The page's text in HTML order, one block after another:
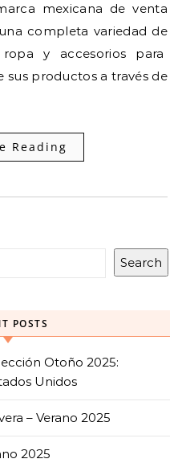
mexicana de venta
completa variedad de
y accesorios para
sus productos a través de
Reading
Search
POSTS
Otoño 2025:
Unidos
– Verano 2025
2025